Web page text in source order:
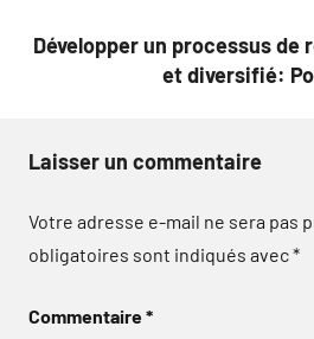
Développer un processus
et diversifié:
Laisser un commentaire
Votre adresse e-mail ne sera pas
obligatoires sont indiqués avec*
Commentaire*